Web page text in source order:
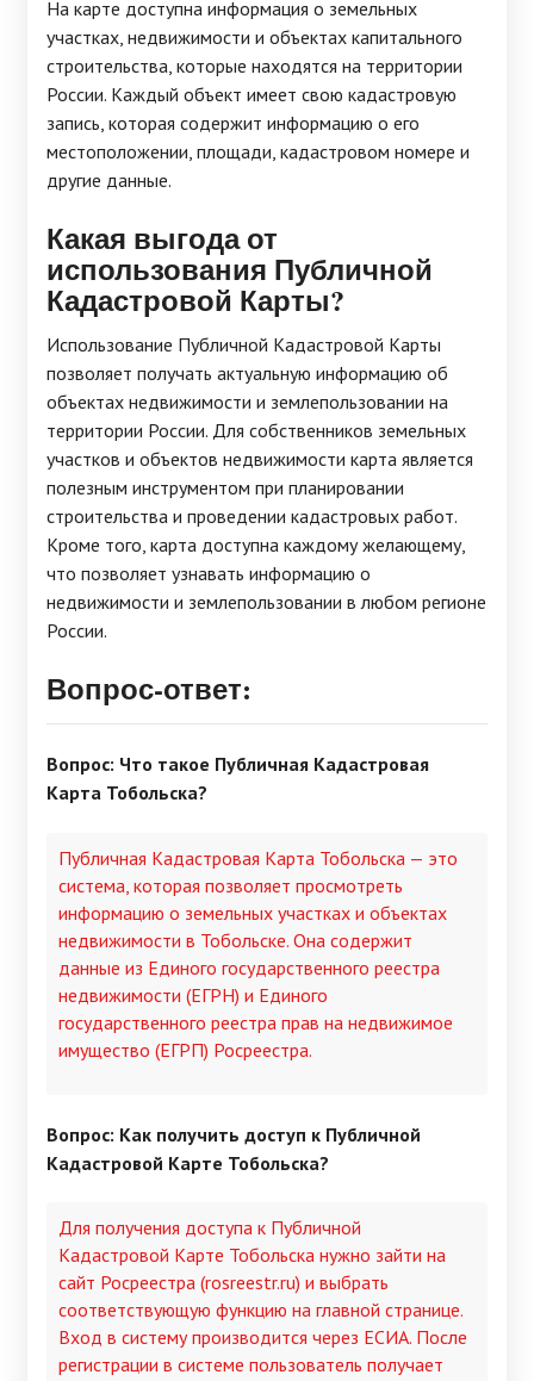
На карте доступна информация о земельных
участках, недвижимости и объектах капитального
строительства, которые находятся на территории
России. Каждый объект имеет свою кадастровую
запись, которая содержит информацию о его
местоположении, площади, кадастровом номере и
другие данные.
Какая выгода от
использования Публичной
Кадастровой Карты?
Использование Публичной Кадастровой Карты
позволяет получать актуальную информацию об
объектах недвижимости и землепользовании на
территории России. Для собственников земельных
участков и объектов недвижимости карта является
полезным инструментом при планировании
строительства и проведении кадастровых работ.
Кроме того, карта доступна каждому желающему,
что позволяет узнавать информацию о
недвижимости и землепользовании в любом регионе
России.
Вопрос-ответ:
Вопрос: Что такое Публичная Кадастровая
Карта Тобольска?
Публичная Кадастровая Карта Тобольска — это
система, которая позволяет просмотреть
информацию о земельных участках и объектах
недвижимости в Тобольске. Она содержит
данные из Единого государственного реестра
недвижимости (ЕГРН) и Единого
государственного реестра прав на недвижимое
имущество (ЕГРП) Росреестра.
Вопрос: Как получить доступ к Публичной
Кадастровой Карте Тобольска?
Для получения доступа к Публичной
Кадастровой Карте Тобольска нужно зайти на
сайт Росреестра (rosreestr.ru) и выбрать
соответствующую функцию на главной странице.
Вход в систему производится через ЕСИА. После
регистрации в системе пользователь получает